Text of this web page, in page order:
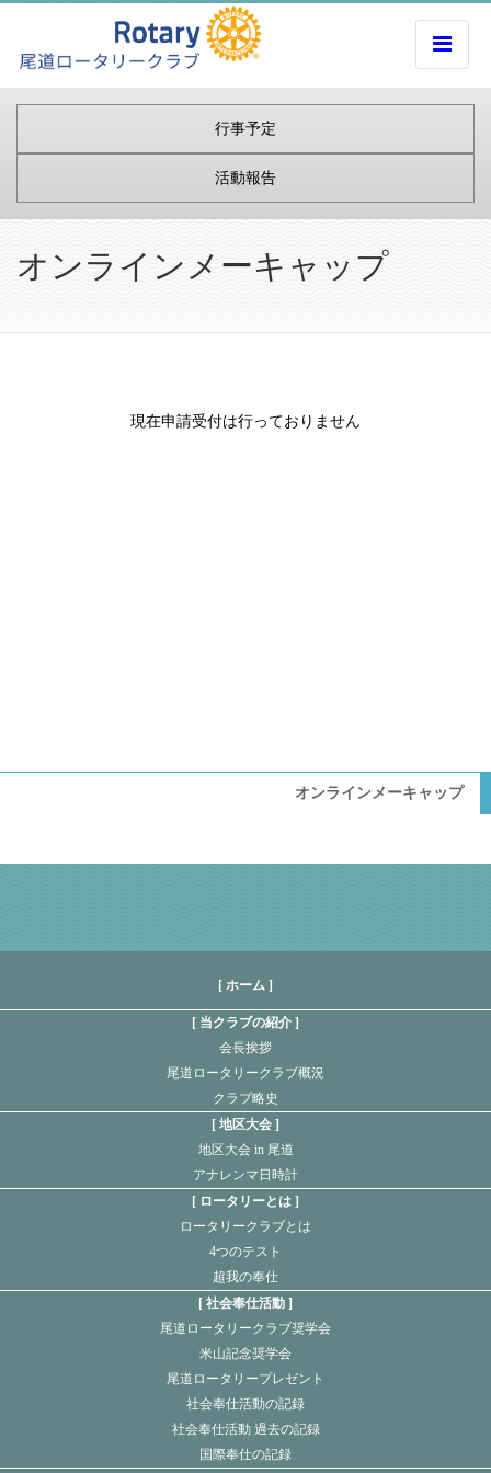
行事予定
活動報告
オンラインメーキャップ
現在申請受付は行っておりません
オンラインメーキャップ
[ ホーム ]
当クラブの紹介
会長挨拶
尾道ロータリークラブ概況
クラブ略史
地区大会
地区大会 in 尾道
アナレンマ日時計
ロータリーとは
ロータリークラブとは
4つのテスト
超我の奉仕
社会奉仕活動
尾道ロータリークラブ奨学会
米山記念奨学会
尾道ロータリープレゼント
社会奉仕活動の記録
社会奉仕活動 過去の記録
国際奉仕の記録